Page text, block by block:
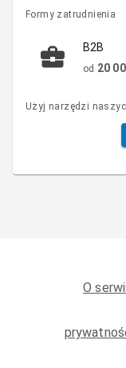
Formy zatrudnienia
B2B
od 20
Użyj narzędzi
O